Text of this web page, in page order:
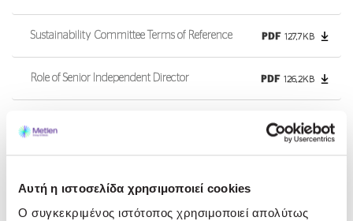
Αυτή η ιστοσελίδα χρησιμοποιεί cookies
Ο συγκεκριμένος ιστότοπος χρησιμοποιεί απολύτως
Sustainability Committee Terms of Reference PDF 127,7KB
Role of Senior Independent Director PDF 126,2KB
PDF 91,5KB